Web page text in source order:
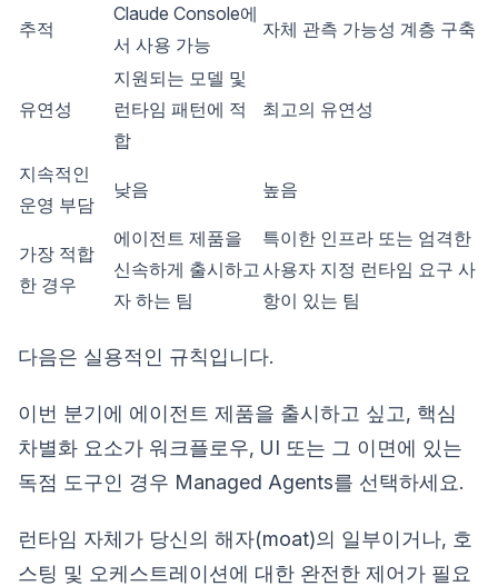
추적
Claude Console에
서 사용 가능
자체 관측 가능성 계층 구축
유연성
지원되는 모델 및
런타임 패턴에 적
합
최고의 유연성
지속적인
운영 부담
낮음 높음
가장 적합
한 경우
에이전트 제품을
신속하게 출시하고
자 하는 팀
특이한 인프라 또는 엄격한
사용자 지정 런타임 요구 사
항이 있는 팀
다음은 실용적인 규칙입니다.
이번 분기에 에이전트 제품을 출시하고 싶고, 핵심
차별화 요소가 워크플로우, UI 또는 그 이면에 있는
독점 도구인 경우 Managed Agents를 선택하세요.
런타임 자체가 당신의 해자(moat)의 일부이거나, 호
스팅 및 오케스트레이션에 대한 완전한 제어가 필요